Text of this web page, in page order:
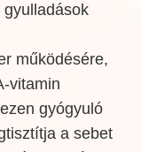
működésére,
vitamin
gyógyuló
a sebet